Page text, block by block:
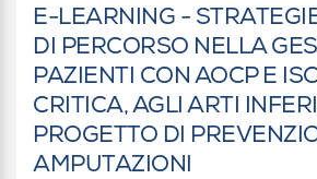
E-LEARNING -
DI PERCORSO NELLA
PAZIENTI CON AOCP E
CRITICA, AGLI ARTI
PROGETTO DI
AMPUTAZIONI